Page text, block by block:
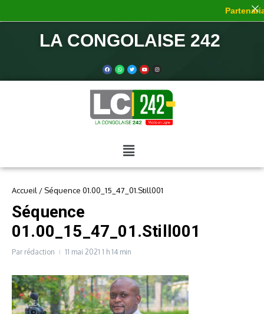
LA CONGOLAISE 242
Accueil / Séquence 01.00_15_47_01.Still001
Séquence
01.00_15_47_01.Still001
Par rédaction 11 mai 2021 1 h 14 min